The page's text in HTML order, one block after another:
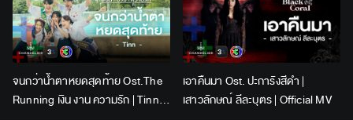
จนกว่าน้ำตาหยดสุดท้าย Ost.The
Running เงิน งาน ความรัก | Tinn |
เอาคืนมา Ost. ปะการังสีดำ |
เสาวลักษณ์ ลีละบุตร | Official MV